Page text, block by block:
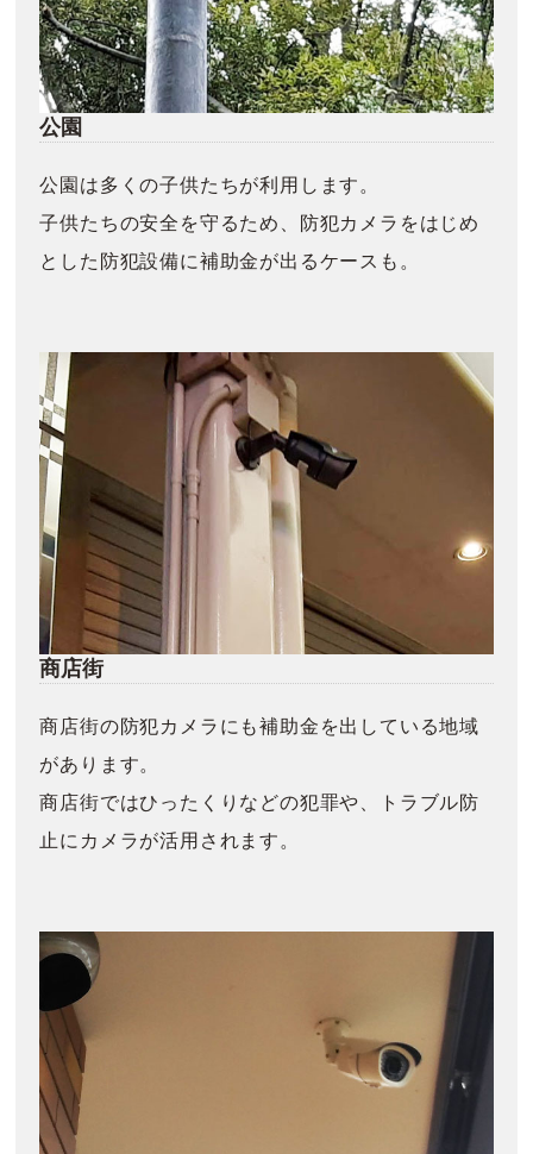
公園
公園は多くの子供たちが利用します。
子供たちの安全を守るため、防犯カメラをはじめ
とした防犯設備に補助金が出るケースも。
商店街
商店街の防犯カメラにも補助金を出している地域
があります。
商店街ではひったくりなどの犯罪や、トラブル防
止にカメラが活用されます。